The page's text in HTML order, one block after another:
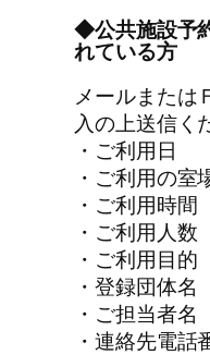
◆公共施設予
れている方
メールまたは
入の上送信く
・ご利用日
・ご利用の室
・ご利用時間
・ご利用人数
・ご利用目的
・登録団体名
・ご担当者名
・連絡先電話